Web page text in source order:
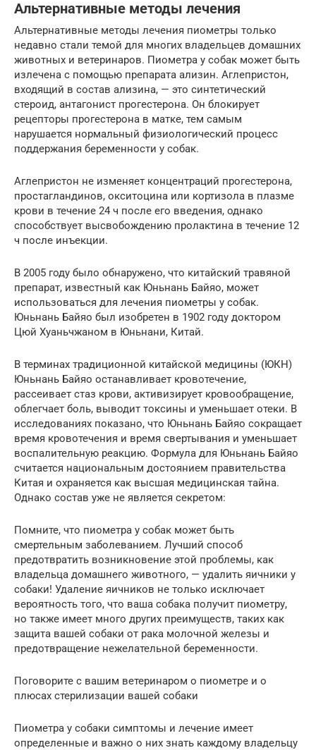
Альтернативные методы лечения
Альтернативные методы лечения пиометры только
недавно стали темой для многих владельцев домашних
животных и ветеринаров. Пиометра у собак может быть
излечена с помощью препарата ализин. Аглепристон,
входящий в состав ализина, — это синтетический
стероид, антагонист прогестерона. Он блокирует
рецепторы прогестерона в матке, тем самым
нарушается нормальный физиологический процесс
поддержания беременности у собак.
Аглепристон не изменяет концентраций прогестерона,
простагландинов, окситоцина или кортизола в плазме
крови в течение 24 ч после его введения, однако
способствует высвобождению пролактина в течение 12
ч после инъекции.
В 2005 году было обнаружено, что китайский травяной
препарат, известный как Юньнань Байяо, может
использоваться для лечения пиометры у собак.
Юньнань Байяо был изобретен в 1902 году доктором
Цюй Хуаньчжаном в Юньнани, Китай.
В терминах традиционной китайской медицины (ЮКН)
Юньнань Байяо останавливает кровотечение,
рассеивает стаз крови, активизирует кровообращение,
облегчает боль, выводит токсины и уменьшает отеки. В
исследованиях показано, что Юньнань Байяо сокращает
время кровотечения и время свертывания и уменьшает
воспалительную реакцию. Формула для Юньнань Байяо
считается национальным достоянием правительства
Китая и охраняется как высшая медицинская тайна.
Однако состав уже не является секретом:
Помните, что пиометра у собак может быть
смертельным заболеванием. Лучший способ
предотвратить возникновение этой проблемы, как
владельца домашнего животного, — удалить яичники у
собаки! Удаление яичников не только исключает
вероятность того, что ваша собака получит пиометру,
но также имеет много других преимуществ, таких как
защита вашей собаки от рака молочной железы и
предотвращение нежелательной беременности.
Поговорите с вашим ветеринаром о пиометре и о
плюсах стерилизации вашей собаки
Пиометра у собаки симптомы и лечение имеет
определенные и важно о них знать каждому владельцу